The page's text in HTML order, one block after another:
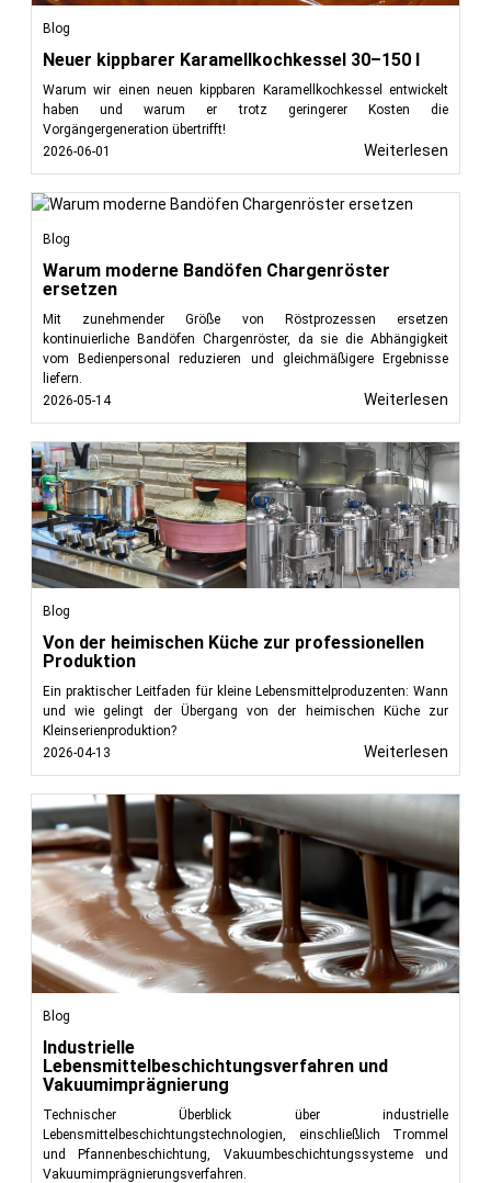
Blog
Neuer kippbarer Karamellkochkessel 30–150 l
Warum wir einen neuen kippbaren Karamellkochkessel entwickelt
haben und warum er trotz geringerer Kosten die
Vorgängergeneration übertrifft!
2026-06-01
Weiterlesen
Blog
Warum moderne Bandöfen Chargenröster
ersetzen
Mit zunehmender Größe von Röstprozessen ersetzen
kontinuierliche Bandöfen Chargenröster, da sie die Abhängigkeit
vom Bedienpersonal reduzieren und gleichmäßigere Ergebnisse
liefern.
2026-05-14
Weiterlesen
Blog
Von der heimischen Küche zur professionellen
Produktion
Ein praktischer Leitfaden für kleine Lebensmittelproduzenten: Wann
und wie gelingt der Übergang von der heimischen Küche zur
Kleinserienproduktion?
2026-04-13
Weiterlesen
Blog
Industrielle
Lebensmittelbeschichtungsverfahren und
Vakuumimprägnierung
Technischer Überblick über industrielle
Lebensmittelbeschichtungstechnologien, einschließlich Trommel
und Pfannenbeschichtung, Vakuumbeschichtungssysteme und
Vakuumimprägnierungsverfahren.